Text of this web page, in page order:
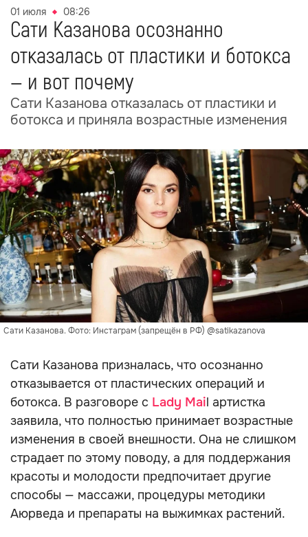
01 июля 08:26
Сати Казанова осознанно
отказалась от пластики и ботокса
— и вот почему
Сати Казанова отказалась от пластики и
ботокса и приняла возрастные изменения
Сати Казанова. Фото: Инстаграм (запрещён в РФ) @satikazanova
Сати Казанова призналась, что осознанно
отказывается от пластических операций и
ботокса. В разговоре с Lady Mail артистка
заявила, что полностью принимает возрастные
изменения в своей внешности. Она не слишком
страдает по этому поводу, а для поддержания
красоты и молодости предпочитает другие
способы — массажи, процедуры методики
Аюрведа и препараты на выжимках растений.